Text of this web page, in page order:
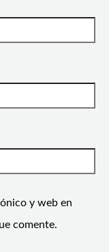
y web en
comente.